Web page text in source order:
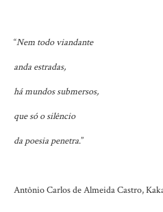
“Nem todo viandante
anda estradas,
há mundos submersos,
que só o silêncio
da poesia penetra.”
Antônio Carlos de Almeida Castro,